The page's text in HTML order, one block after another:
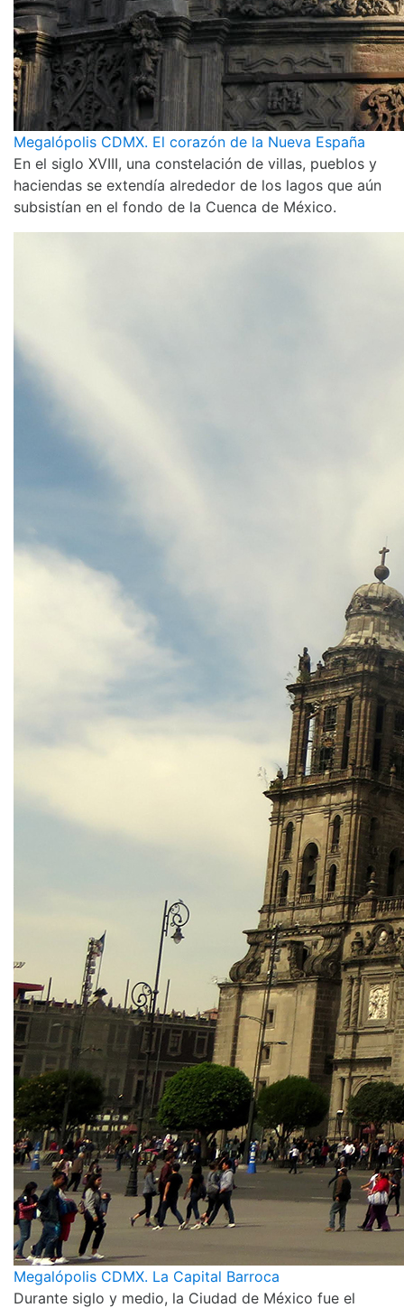
Megalópolis CDMX. El corazón de la Nueva España
En el siglo XVIII, una constelación de villas, pueblos y
haciendas se extendía alrededor de los lagos que aún
subsistían en el fondo de la Cuenca de México.
Megalópolis CDMX. La Capital Barroca
Durante siglo y medio, la Ciudad de México fue el